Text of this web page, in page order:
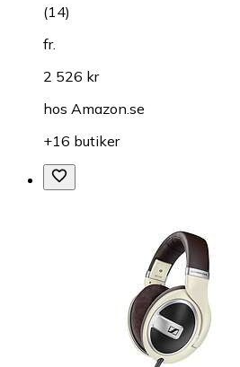
(14)
fr.
2 526 kr
hos Amazon.se
+16 butiker